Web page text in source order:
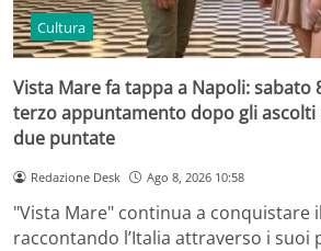
Cultura
Vista Mare fa tappa a Napoli: sabato
terzo appuntamento dopo gli
due puntate
Redazione Desk Ago 8, 2026 10:58
"Vista Mare" continua a conquistare
raccontando l’Italia attraverso i suoi